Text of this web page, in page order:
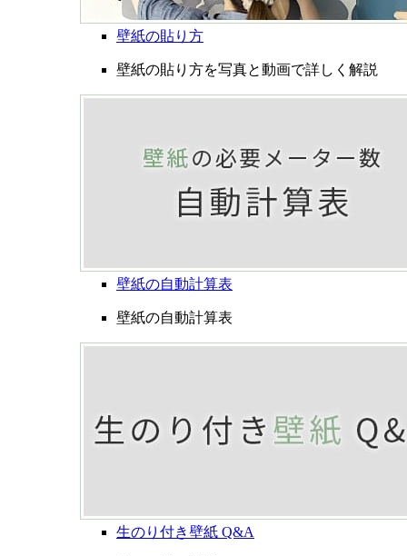
壁紙の貼り方
壁紙の貼り方を写真と動画で詳しく解説
壁紙の自動計算表
壁紙の自動計算表
生のり付き壁紙 Q&A